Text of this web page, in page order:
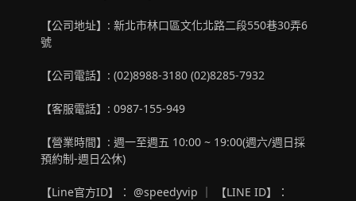
【公司地址】: 新北市林口區文化北路二段550巷30弄6
號
【公司電話】: (02)8988-3180 (02)8285-7932
【客服電話】: 0987-155-949
【營業時間】: 週一至週五 10:00 ~ 19:00(週六/週日採
預約制-週日公休)
【Line官方ID】： @speedyvip ｜ 【LINE ID】：